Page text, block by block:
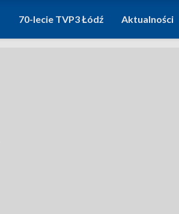
70-lecie TVP3 Łódź Aktualności